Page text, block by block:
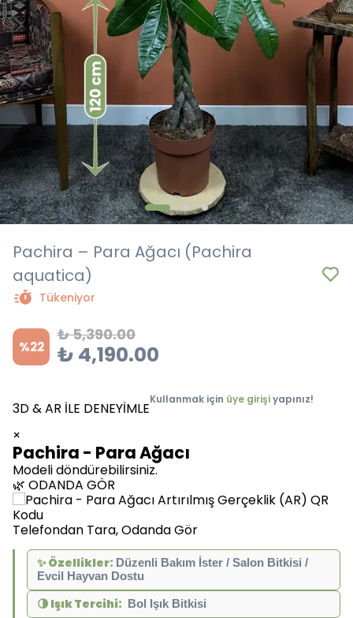
Pachira – Para Ağacı (Pachira
aquatica)
Tükeniyor
%22
₺ 5,390.00
₺ 4,190.00
3D & AR İLE DENEYİMLE
Kullanmak için üye girişiyapınız!
×
Pachira - Para Ağacı
Modeli döndürebilirsiniz.
🌿 ODANDA GÖR
Telefondan Tara, Odanda Gör
✨Özellikler: Düzenli Bakım İster / Salon Bitkisi /
Evcil Hayvan Dostu
🌗 Işık Tercihi: Bol Işık Bitkisi